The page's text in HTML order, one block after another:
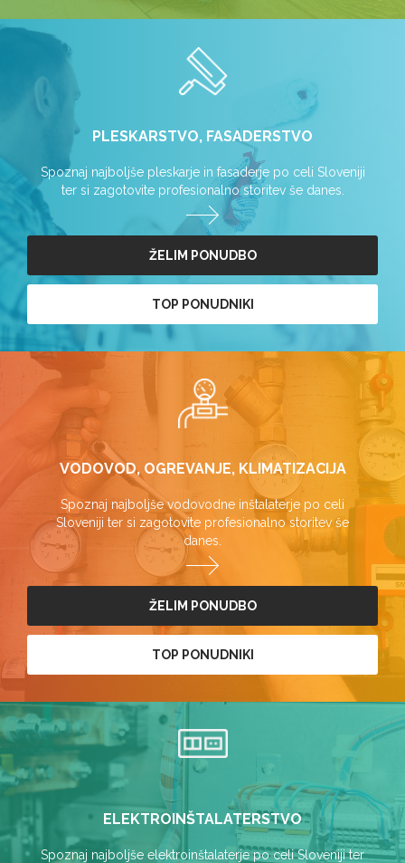
PLESKARSTVO, FASADERSTVO
Spoznaj najboljše pleskarje in fasaderje po celi Sloveniji
ter si zagotovite profesionalno storitev še danes.
ŽELIM PONUDBO
TOP PONUDNIKI
VODOVOD, OGREVANJE, KLIMATIZACIJA
Spoznaj najboljše vodovodne inštalaterje po celi
Sloveniji ter si zagotovite profesionalno storitev še
danes.
ŽELIM PONUDBO
TOP PONUDNIKI
ELEKTROINŠTALATERSTVO
Spoznaj najboljše elektroinštalaterje po celi Sloveniji ter